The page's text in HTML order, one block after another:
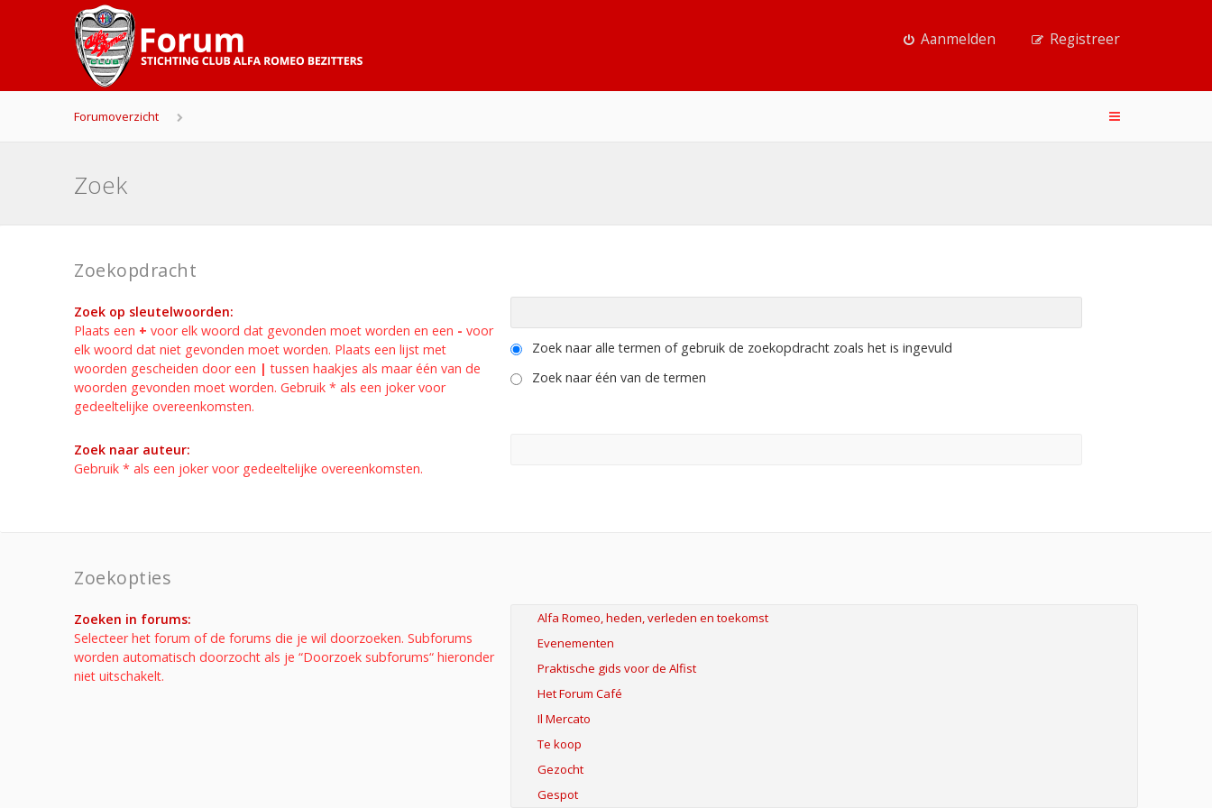
Aanmelden Registreer
Forumoverzicht
Zoek
Zoekopdracht
Zoek op sleutelwoorden:
Plaats een + voor elk woord dat gevonden moet worden en een - voor
elk woord dat niet gevonden moet worden. Plaats een lijst met
woorden gescheiden door een | tussen haakjes als maar één van de
woorden gevonden moet worden. Gebruik * als een joker voor
gedeeltelijke overeenkomsten.
Zoek naar alle termen of gebruik de zoekopdracht zoals het is ingevuld
Zoek naar één van de termen
Zoek naar auteur:
Gebruik * als een joker voor gedeeltelijke overeenkomsten.
Zoekopties
Zoeken in forums:
Selecteer het forum of de forums die je wil doorzoeken. Subforums
worden automatisch doorzocht als je “Doorzoek subforums“ hieronder
niet uitschakelt.